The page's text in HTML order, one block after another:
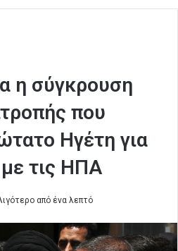
η σύγκρουση
που
Ηγέτη για
τις ΗΠΑ
από ένα λεπτό